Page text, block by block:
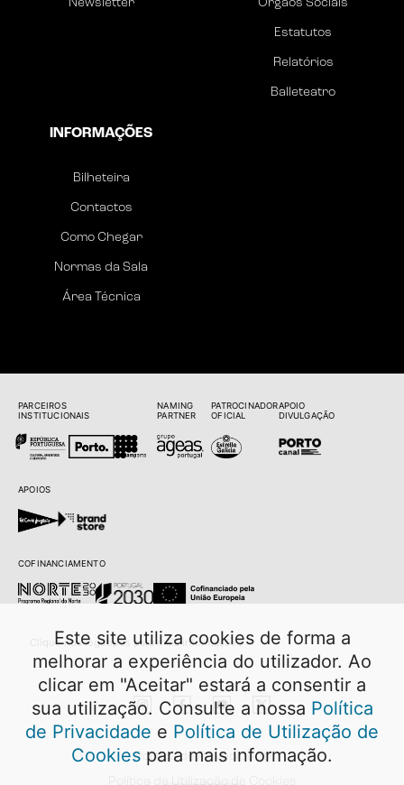
Este site utiliza cookies de forma a
melhorar a experiência do utilizador. Ao
clicar em "Aceitar" estará a consentir a
sua utilização. Consulte a nossa Política
de Privacidade e Política de Utilização de
Cookies para mais informação.
Newsletter Órgãos Sociais
Estatutos
Relatórios
Balleteatro
INFORMAÇÕES
Bilheteira
Contactos
Como Chegar
Normas da Sala
Área Técnica
PARCEIROS
INSTITUCIONAIS
NAMING
PARTNER
PATROCINADOR
OFICIAL
APOIO
DIVULGAÇÃO
APOIOS
COFINANCIAMENTO
Clique nos logótipos para mais informações
Política de Privacidade
Política de Utilização de Cookies